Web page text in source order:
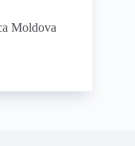
Moldova